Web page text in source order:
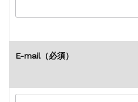
E-mail（必須）